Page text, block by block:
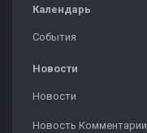
Календарь
События
Новости
Новости
Новость Комментарии